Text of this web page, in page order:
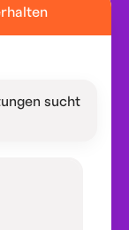
sucht